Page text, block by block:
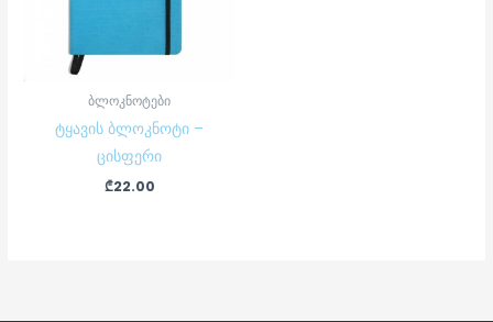
ბლოკნოტები
ტყავის ბლოკნოტი –
ცისფერი
₾22.00